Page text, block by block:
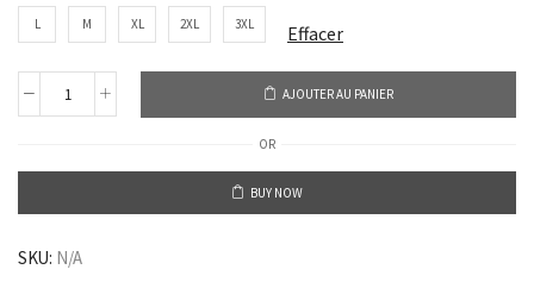
L M XL 2XL 3XL Effacer
AJOUTER AU PANIER
OR
BUY NOW
SKU: N/A